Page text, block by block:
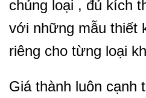
chủng loại , đủ kích
với những mẫu thiết
riêng cho từng loại
Giá thành luôn cạnh